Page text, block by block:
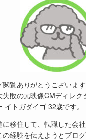
閲覧ありがとうございます
失敗の元映像CMディレク
イトガダイゴ 32歳です。
に移住して、転職した会
の経験を伝えようとブロ